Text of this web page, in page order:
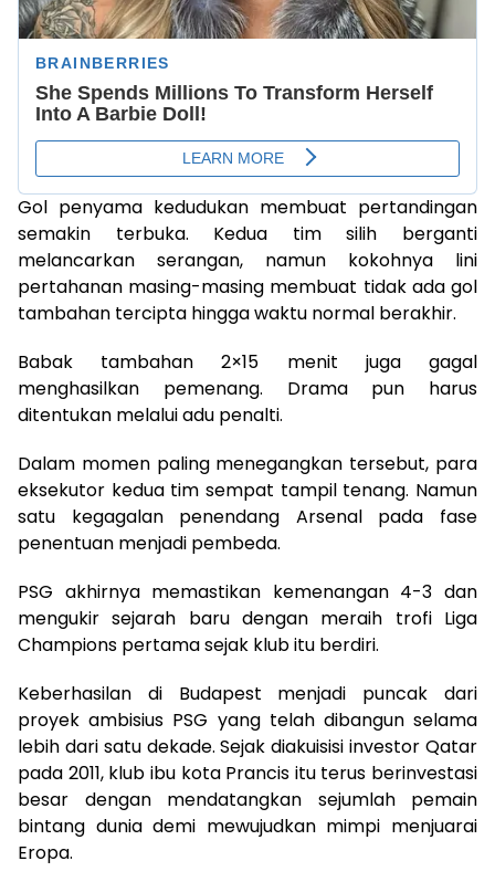
Gol penyama kedudukan membuat pertandingan
semakin terbuka. Kedua tim silih berganti
melancarkan serangan, namun kokohnya lini
pertahanan masing-masing membuat tidak ada gol
tambahan tercipta hingga waktu normal berakhir.
Babak tambahan 2×15 menit juga gagal
menghasilkan pemenang. Drama pun harus
ditentukan melalui adu penalti.
Dalam momen paling menegangkan tersebut, para
eksekutor kedua tim sempat tampil tenang. Namun
satu kegagalan penendang Arsenal pada fase
penentuan menjadi pembeda.
PSG akhirnya memastikan kemenangan 4-3 dan
mengukir sejarah baru dengan meraih trofi Liga
Champions pertama sejak klub itu berdiri.
Keberhasilan di Budapest menjadi puncak dari
proyek ambisius PSG yang telah dibangun selama
lebih dari satu dekade. Sejak diakuisisi investor Qatar
pada 2011, klub ibu kota Prancis itu terus berinvestasi
besar dengan mendatangkan sejumlah pemain
bintang dunia demi mewujudkan mimpi menjuarai
Eropa.